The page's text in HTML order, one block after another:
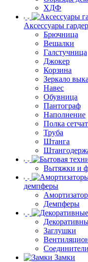
ХДФ
Аксессуары
Брючница
Вешалки
Галстучница
Джокер
Корзина
Зеркало
Навес
Обувница
Пантограф
Наполнение
Полка
Труба
Штанга
Вытяжки и
демпферы
Демпферы
Заглушки
Замки